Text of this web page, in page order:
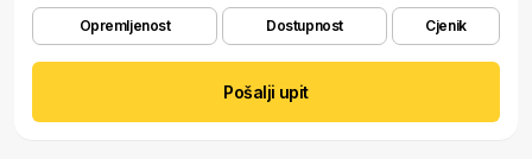
Opremljenost Dostupnost Cjenik
Pošalji upit